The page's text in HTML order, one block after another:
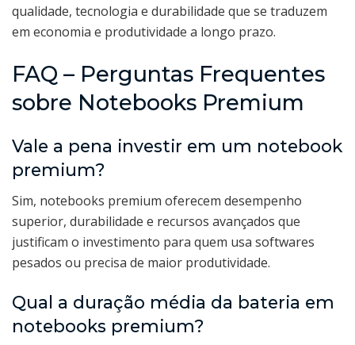
qualidade, tecnologia e durabilidade que se traduzem
em economia e produtividade a longo prazo.
FAQ – Perguntas Frequentes
sobre Notebooks Premium
Vale a pena investir em um notebook
premium?
Sim, notebooks premium oferecem desempenho
superior, durabilidade e recursos avançados que
justificam o investimento para quem usa softwares
pesados ou precisa de maior produtividade.
Qual a duração média da bateria em
notebooks premium?